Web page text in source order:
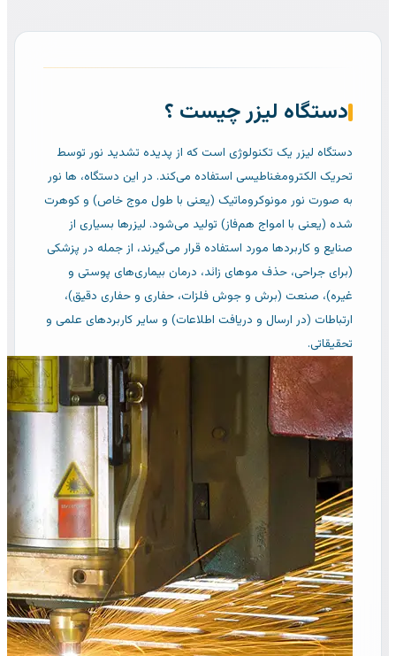
دستگاه لیزر چیست ؟
دستگاه لیزر یک تکنولوژی است که از پدیده تشدید نور توسط
تحریک الکترومغناطیسی استفاده می‌کند. در این دستگاه، ها نور
به صورت نور مونوکروماتیک (یعنی با طول موج خاص) و کوهرت
شده (یعنی با امواج هم‌فاز) تولید می‌شود. لیزرها بسیاری از
صنایع و کاربردها مورد استفاده قرار می‌گیرند، از جمله در پزشکی
(برای جراحی، حذف موهای زائد، درمان بیماری‌های پوستی و
غیره)، صنعت (برش و جوش فلزات، حفاری و حفاری دقیق)،
ارتباطات (در ارسال و دریافت اطلاعات) و سایر کاربردهای علمی و
تحقیقاتی.